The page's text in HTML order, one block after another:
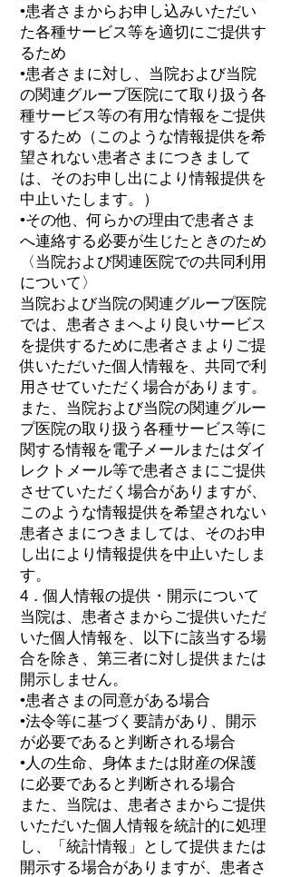
•患者さまからお申し込みいただい
た各種サービス等を適切にご提供す
るため
•患者さまに対し、当院および当院
の関連グループ医院にて取り扱う各
種サービス等の有用な情報をご提供
するため（このような情報提供を希
望されない患者さまにつきまして
は、そのお申し出により情報提供を
中止いたします。）
•その他、何らかの理由で患者さま
へ連絡する必要が生じたときのため
〈当院および関連医院での共同利用
について〉
当院および当院の関連グループ医院
では、患者さまへより良いサービス
を提供するために患者さまよりご提
供いただいた個人情報を、共同で利
用させていただく場合があります。
また、当院および当院の関連グルー
プ医院の取り扱う各種サービス等に
関する情報を電子メールまたはダイ
レクトメール等で患者さまにご提供
させていただく場合がありますが、
このような情報提供を希望されない
患者さまにつきましては、そのお申
し出により情報提供を中止いたしま
す。
4．個人情報の提供・開示について
当院は、患者さまからご提供いただ
いた個人情報を、以下に該当する場
合を除き、第三者に対し提供または
開示しません。
•患者さまの同意がある場合
•法令等に基づく要請があり、開示
が必要であると判断される場合
•人の生命、身体または財産の保護
に必要であると判断される場合
また、当院は、患者さまからご提供
いただいた個人情報を統計的に処理
し、「統計情報」として提供または
開示する場合がありますが、患者さ